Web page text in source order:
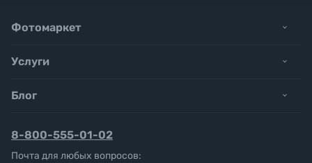
Фотомаркет
Услуги
Блог
8-800-555-01-02
Почта для любых вопросов: